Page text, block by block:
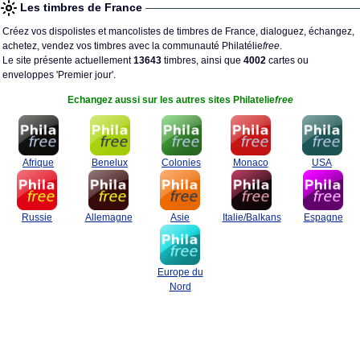
Les timbres de France
Créez vos dispolistes et mancolistes de timbres de France, dialoguez, échangez,
achetez, vendez vos timbres avec la communauté Philatéliefree.
Le site présente actuellement13643 timbres, ainsi que 4002 cartes ou
enveloppes 'Premier jour'.
Echangez aussi sur les autres sites Philateliefree
Afrique Benelux Colonies Monaco USA
Russie Allemagne Asie Italie/Balkans Espagne
Europe du
Nord